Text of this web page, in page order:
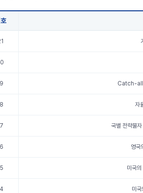
Catch-all
자
국별 전략물
영국
미국
미